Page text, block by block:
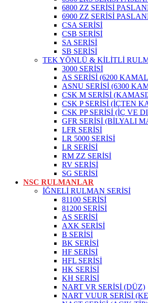
6800 ZZ SERİSİ
6900 ZZ SERİSİ
CSA SERİSİ
CSB SERİSİ
SA SERİSİ
SB SERİSİ
TEK YÖNLÜ & KİLİTLİ
3000 SERİSİ
AS SERİSİ (6200
ASNU SERİSİ (6300
CSK M SERİSİ
CSK P SERİSİ (İÇTEN
CSK PP SERİSİ (İÇ VE
GFR SERİSİ (BİLYALI
LFR SERİSİ
LR 5000 SERİSİ
LR SERİSİ
RM ZZ SERİSİ
RV SERİSİ
SG SERİSİ
NSC RULMANLAR
İĞNELİ RULMAN SERİSİ
81100 SERİSİ
81200 SERİSİ
AS SERİSİ
AXK SERİSİ
B SERİSİ
BK SERİSİ
HF SERİSİ
HFL SERİSİ
HK SERİSİ
KH SERİSİ
NART VR SERİSİ (DÜZ)
NART VUUR SERİSİ